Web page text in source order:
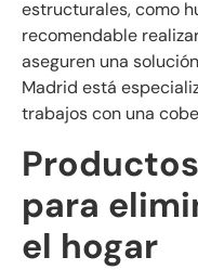
estructurales, como
recomendable
aseguren una
Madrid está
trabajos con una
para
el hogar